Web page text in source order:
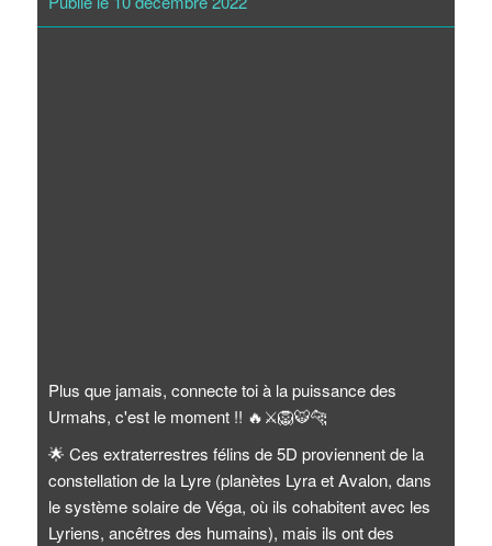
Plus que jamais, connecte toi à la puissance des
Urmahs, c'est le moment !! 🔥⚔️🦁🐯🐆
🌟 Ces extraterrestres félins de 5D proviennent de la
constellation de la Lyre (planètes Lyra et Avalon, dans
le système solaire de Véga, où ils cohabitent avec les
Lyriens, ancêtres des humains), mais ils ont des